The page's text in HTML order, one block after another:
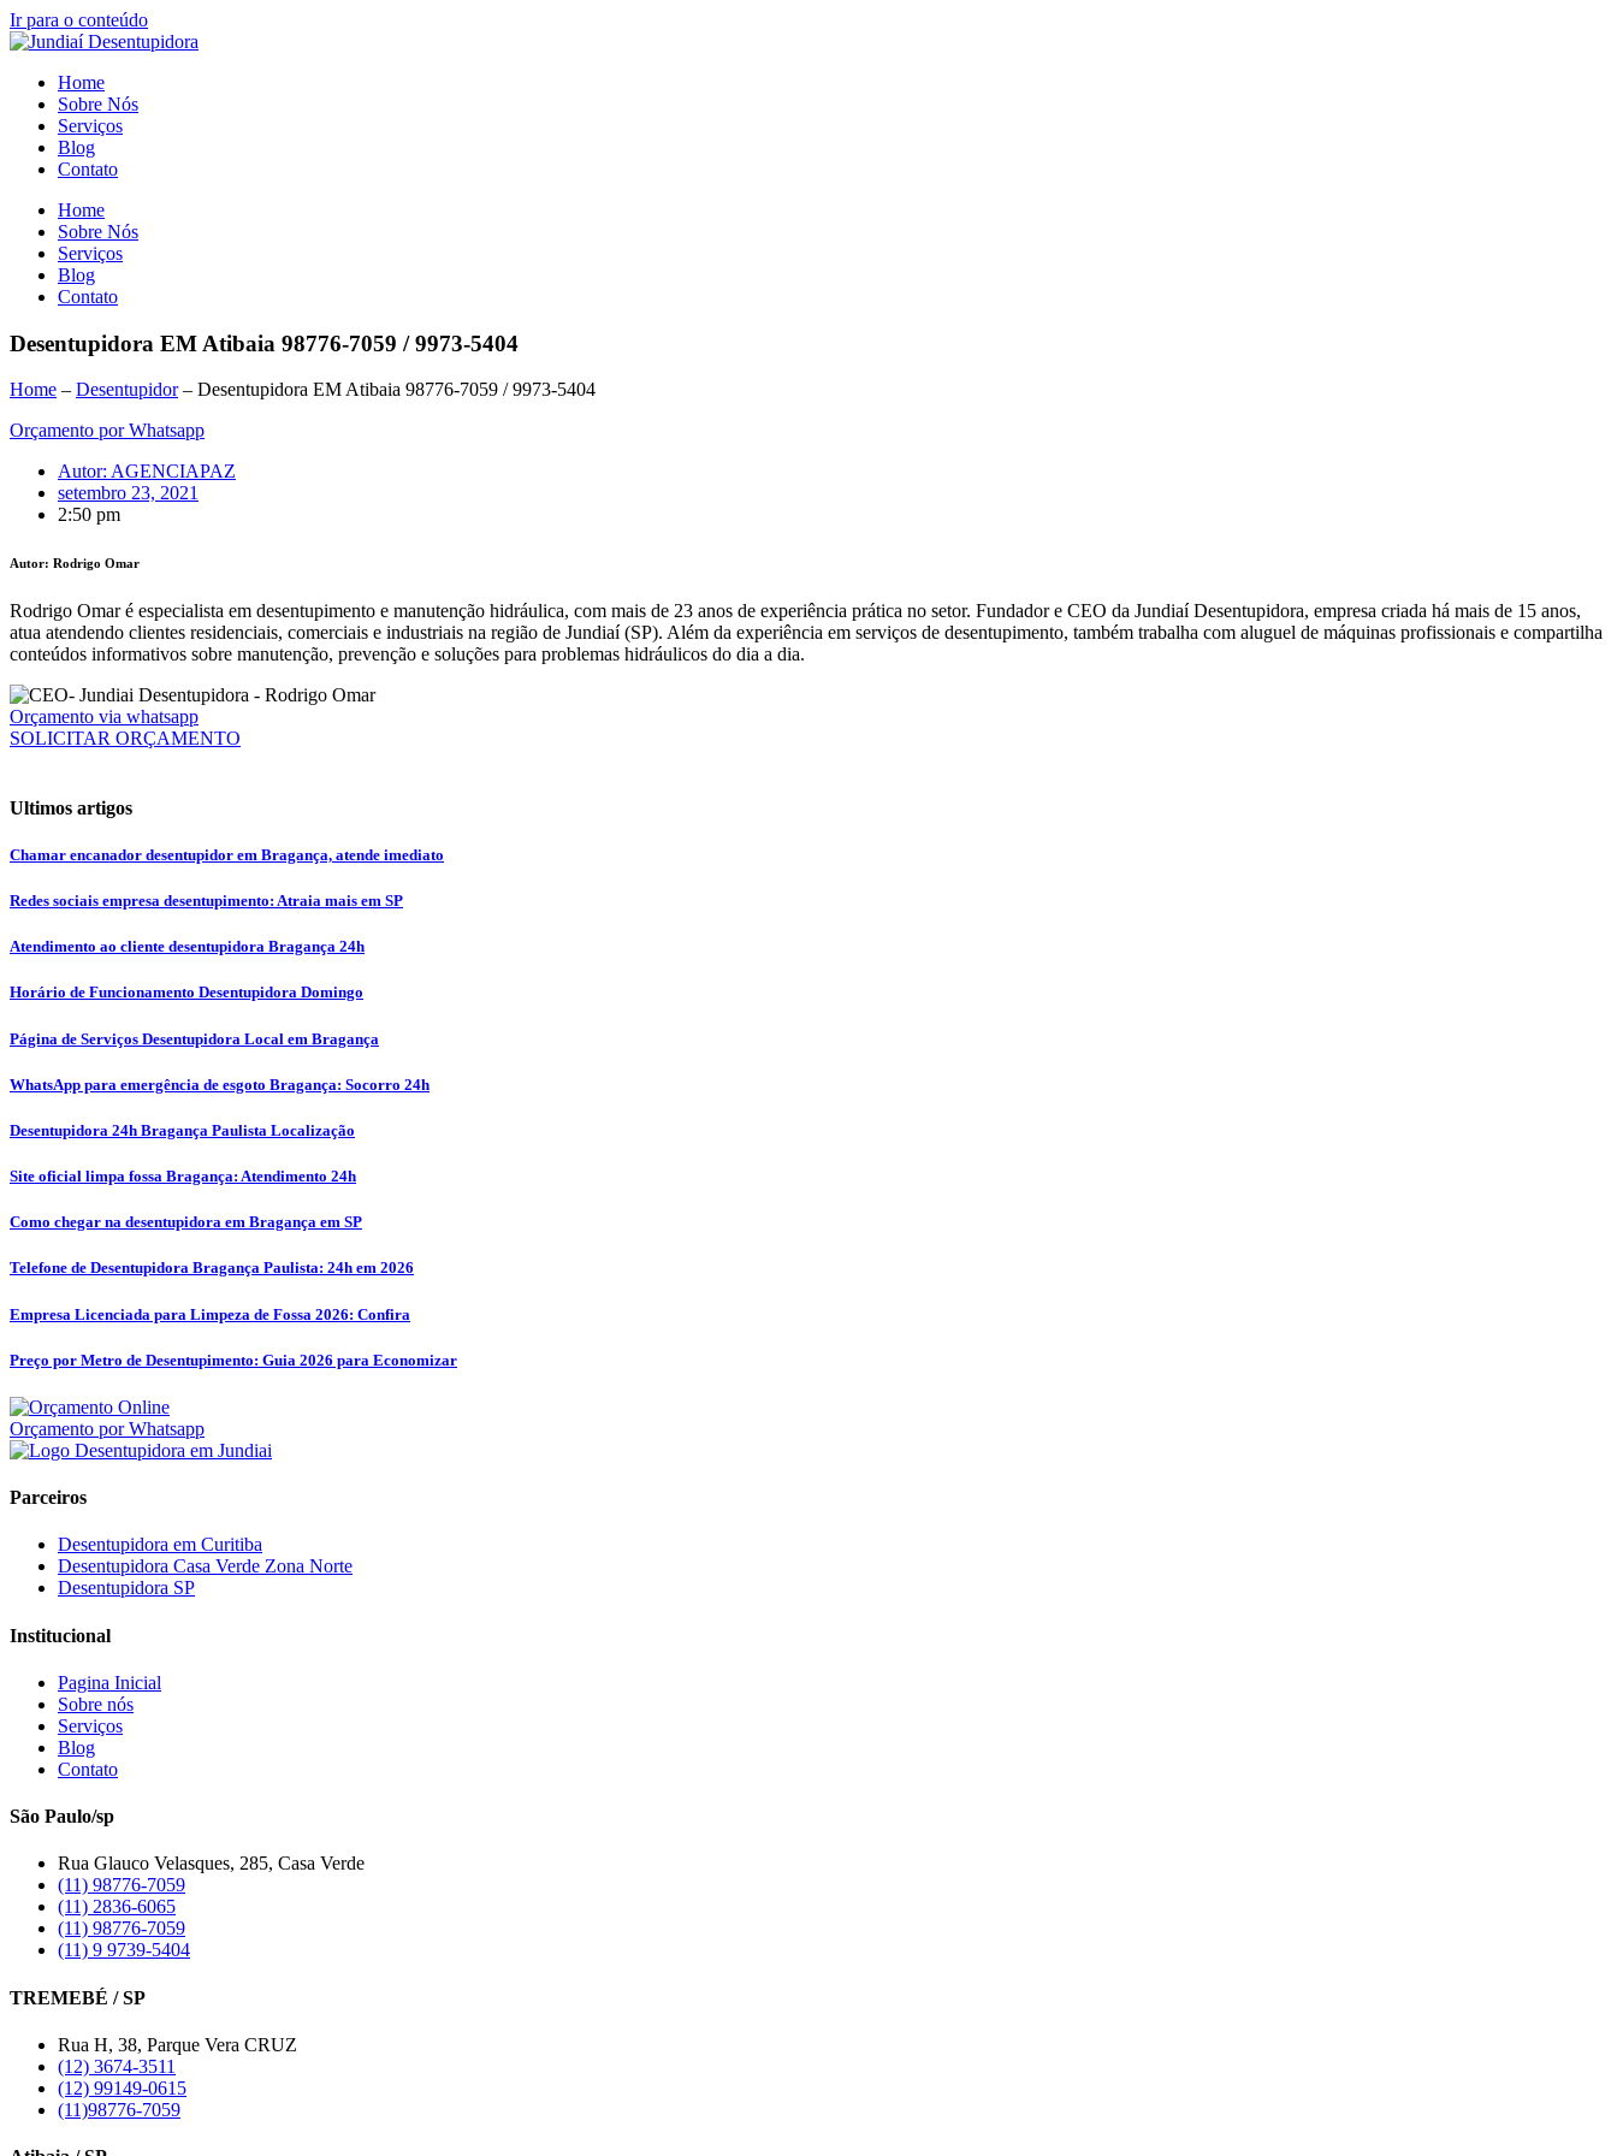
Ir para o conteúdo
Home
Sobre Nós
Serviços
Blog
Contato
Home
Sobre Nós
Serviços
Blog
Contato
Desentupidora EM Atibaia 98776-7059 / 9973-5404
Home – Desentupidor– Desentupidora EM Atibaia 98776-7059 / 9973-5404
Orçamento por Whatsapp
Autor: AGENCIAPAZ
setembro 23, 2021
2:50 pm
Autor: Rodrigo Omar
Rodrigo Omar é especialista em desentupimento e manutenção hidráulica, com mais de 23 anos de experiência prática no setor. Fundador e CEO da Jundiaí Desentupidora, empresa criada há mais de 15 anos,
atua atendendo clientes residenciais, comerciais e industriais na região de Jundiaí (SP). Além da experiência em serviços de desentupimento, também trabalha com aluguel de máquinas profissionais e compartilha
conteúdos informativos sobre manutenção, prevenção e soluções para problemas hidráulicos do dia a dia.
Orçamento via whatsapp
SOLICITAR ORÇAMENTO
Ultimos artigos
Chamar encanador desentupidor em Bragança, atende imediato
Redes sociais empresa desentupimento: Atraia mais em SP
Atendimento ao cliente desentupidora Bragança 24h
Horário de Funcionamento Desentupidora Domingo
Página de Serviços Desentupidora Local em Bragança
WhatsApp para emergência de esgoto Bragança: Socorro 24h
Desentupidora 24h Bragança Paulista Localização
Site oficial limpa fossa Bragança: Atendimento 24h
Como chegar na desentupidora em Bragança em SP
Telefone de Desentupidora Bragança Paulista: 24h em 2026
Empresa Licenciada para Limpeza de Fossa 2026: Confira
Preço por Metro de Desentupimento: Guia 2026 para Economizar
Orçamento por Whatsapp
Parceiros
Desentupidora em Curitiba
Desentupidora Casa Verde Zona Norte
Desentupidora SP
Institucional
Pagina Inicial
Sobre nós
Serviços
Blog
Contato
São Paulo/sp
Rua Glauco Velasques, 285, Casa Verde
(11) 98776-7059
(11) 2836-6065
(11) 98776-7059
(11) 9 9739-5404
TREMEBÉ / SP
Rua H, 38, Parque Vera CRUZ
(12) 3674-3511
(12) 99149-0615
(11)98776-7059